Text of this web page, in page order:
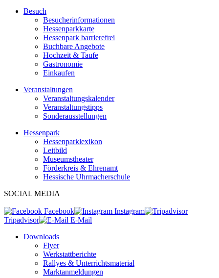
Besuch
Besucherinformationen
Hessenparkkarte
Hessenpark barrierefrei
Buchbare Angebote
Hochzeit & Taufe
Gastronomie
Einkaufen
Veranstaltungen
Veranstaltungskalender
Veranstaltungstipps
Sonderausstellungen
Hessenpark
Hessenparklexikon
Leitbild
Museumstheater
Förderkreis & Ehrenamt
Hessische Uhrmacherschule
SOCIAL MEDIA
Facebook
Instagram
Tripadvisor
E-Mail
Downloads
Flyer
Werkstattberichte
Rallyes & Unterrichtsmaterial
Marktanmeldungen